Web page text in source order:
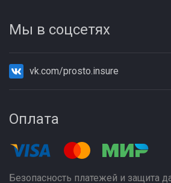
Мы в соцсетях
vk.com/prosto.insure
Оплата
Безопасность платежей и защита